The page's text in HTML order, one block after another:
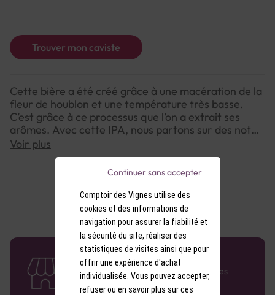
Trouver mon caviste
Cette bière a été créé grâce à une macération de la
fleur de houblon et une température très basse.
C’est grâce à ce processus que l’on a extrait ses
arômes. Avec cette IPA, nous partons sur des notes
florales, exotiques, avec une légère amertume.
Voir plus
58 caves en France
Retrouvez le réseau Comptoir des Vignes
partout en France !
Comptoir des Vignes utilise des
cookies et des informations de
navigation pour assurer la fiabilité et
la sécurité du site, réaliser des
statistiques de visites ainsi que pour
offrir une expérience d'achat
individualisée. Vous pouvez accepter,
refuser ou en savoir plus sur ces
Continuer sans accepter